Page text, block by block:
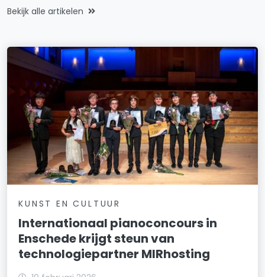
Bekijk alle artikelen
KUNST EN CULTUUR
Internationaal pianoconcours in
Enschede krijgt steun van
technologiepartner MIRhosting